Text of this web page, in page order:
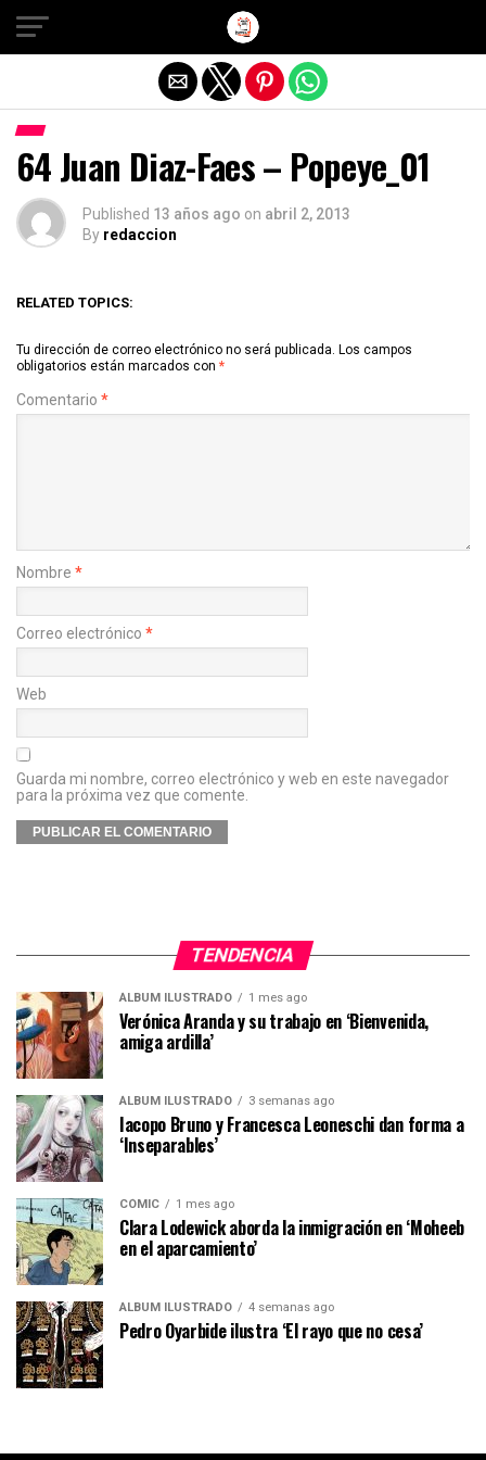
64 Juan Diaz-Faes – Popeye_01
Published 13 años ago on abril 2, 2013
By redaccion
RELATED TOPICS:
Tu dirección de correo electrónico no será publicada. Los campos
obligatorios están marcados con *
Comentario *
Nombre *
Correo electrónico *
Web
Guarda mi nombre, correo electrónico y web en este navegador
para la próxima vez que comente.
TENDENCIA
ÁLBUM ILUSTRADO 1 mes ago
Verónica Aranda y su trabajo en ‘Bienvenida,
amiga ardilla’
ÁLBUM ILUSTRADO 3 semanas ago
Iacopo Bruno y Francesca Leoneschi dan forma a
‘Inseparables’
CÓMIC 1 mes ago
Clara Lodewick aborda la inmigración en ‘Moheeb
en el aparcamiento’
ÁLBUM ILUSTRADO 4 semanas ago
Pedro Oyarbide ilustra ‘El rayo que no cesa’
Salir de la versión móvil